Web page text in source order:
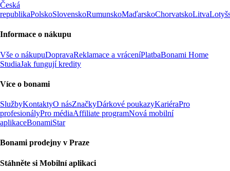
Česká
republikaPolskoSlovenskoRumunskoMaďarskoChorvatskoLitva
Informace o nákupu
Vše o nákupuDopravaReklamace a vráceníPlatbaBonami Home
StudiaJak fungují kredity
Více o bonami
SlužbyKontaktyO násZnačkyDárkové poukazyKariéraPro
profesionályPro médiaAffiliate programNová mobilní
aplikaceBonamiStar
Bonami prodejny v Praze
Stáhněte si Mobilní aplikaci